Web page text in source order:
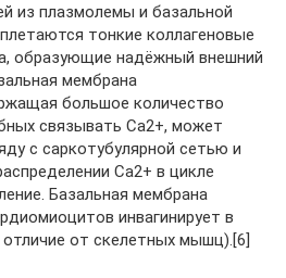
из плазмолемы и базальной
тонкие коллагеновые
образующие надёжный внешний
мембрана
большое количество
связывать Ca2+, может
с саркотубулярной сетью и
Ca2+ в цикле
Базальная мембрана
инвагинирует в
от скелетных мышц).[6]